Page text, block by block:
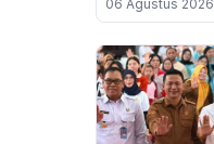
06 Agustus 2026